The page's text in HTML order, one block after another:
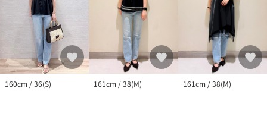
160cm / 36(S) 161cm / 38(M) 161cm / 38(M)